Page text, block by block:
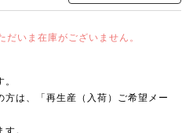
だいま在庫がございません。
方は、「再生産（入荷）ご希望メー